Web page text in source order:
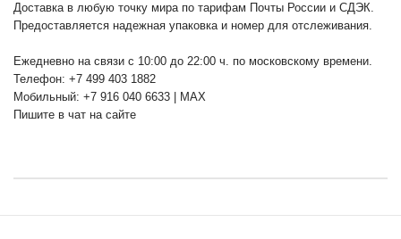
Доставка в любую точку мира по тарифам Почты России и СДЭК.
Предоставляется надежная упаковка и номер для отслеживания.
Ежедневно на связи с 10:00 до 22:00 ч. по московскому времени.
Телефон: +7 499 403 1882
Мобильный: +7 916 040 6633 | MAX
Пишите в чат на сайте